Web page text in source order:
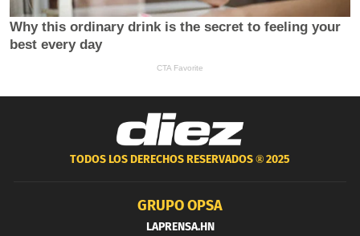
TODOS LOS DERECHOS RESERVADOS ®2025
GRUPO OPSA
LAPRENSA.HN